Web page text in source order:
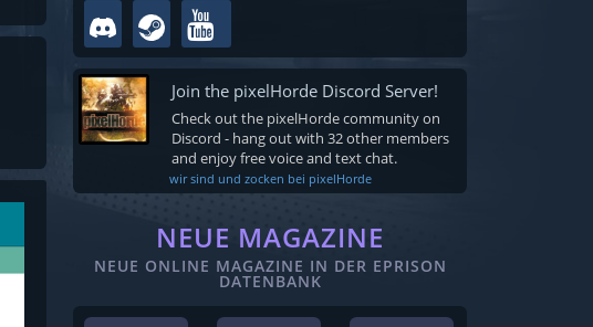
Join the pixelHorde Discord Server!
Check out the pixelHorde community on
Discord - hang out with 32 other members
and enjoy free voice and text chat.
wir sind und zocken bei pixelHorde
NEUE MAGAZINE
NEUE ONLINE MAGAZINE IN DER EPRISON
DATENBANK